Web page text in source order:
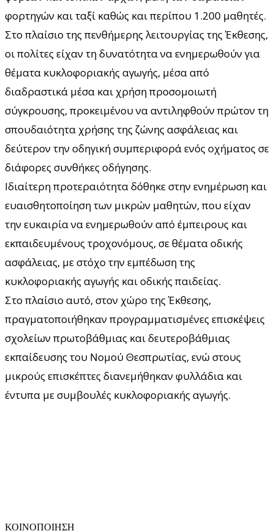
φορτηγών και ταξί καθώς και περίπου 1.200 μαθητές.
Στο πλαίσιο της πενθήμερης λειτουργίας της Έκθεσης,
οι πολίτες είχαν τη δυνατότητα να ενημερωθούν για
θέματα κυκλοφοριακής αγωγής, μέσα από
διαδραστικά μέσα και χρήση προσομοιωτή
σύγκρουσης, προκειμένου να αντιληφθούν πρώτον τη
σπουδαιότητα χρήσης της ζώνης ασφάλειας και
δεύτερον την οδηγική συμπεριφορά ενός οχήματος σε
διάφορες συνθήκες οδήγησης.
Ιδιαίτερη προτεραιότητα δόθηκε στην ενημέρωση και
ευαισθητοποίηση των μικρών μαθητών, που είχαν
την ευκαιρία να ενημερωθούν από έμπειρους και
εκπαιδευμένους τροχονόμους, σε θέματα οδικής
ασφάλειας, με στόχο την εμπέδωση της
κυκλοφοριακής αγωγής και οδικής παιδείας.
Στο πλαίσιο αυτό, στον χώρο της Έκθεσης,
πραγματοποιήθηκαν προγραμματισμένες επισκέψεις
σχολείων πρωτοβάθμιας και δευτεροβάθμιας
εκπαίδευσης του Νομού Θεσπρωτίας, ενώ στους
μικρούς επισκέπτες διανεμήθηκαν φυλλάδια και
έντυπα με συμβουλές κυκλοφοριακής αγωγής.
ΚΟΙΝΟΠΟΙΗΣΗ